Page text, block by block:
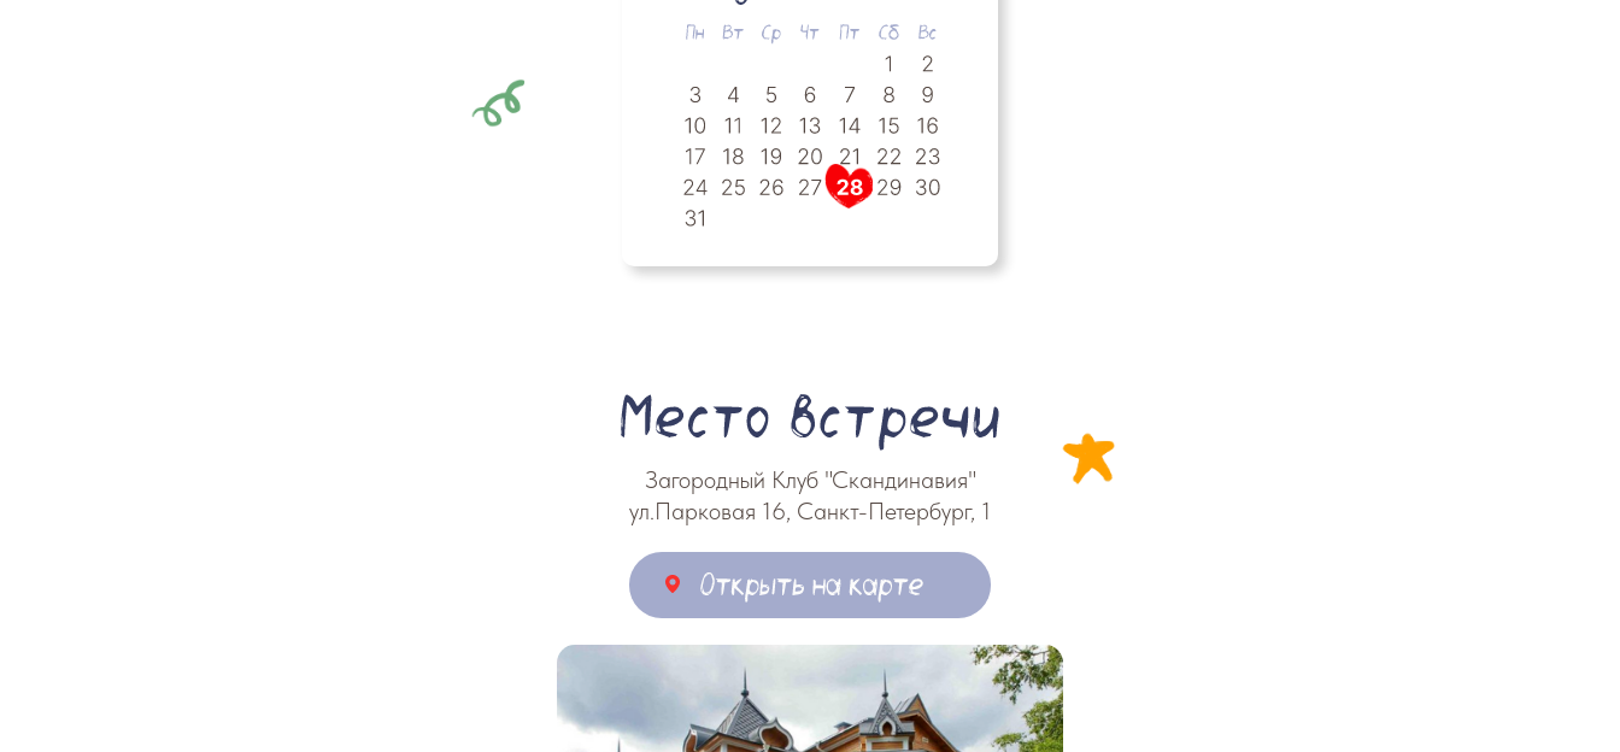
Загородный Клуб "Скандинавия"
ул.Парковая 16, Санкт-Петербург, 1
ОТКРЫТЬ НА КАРТЕ